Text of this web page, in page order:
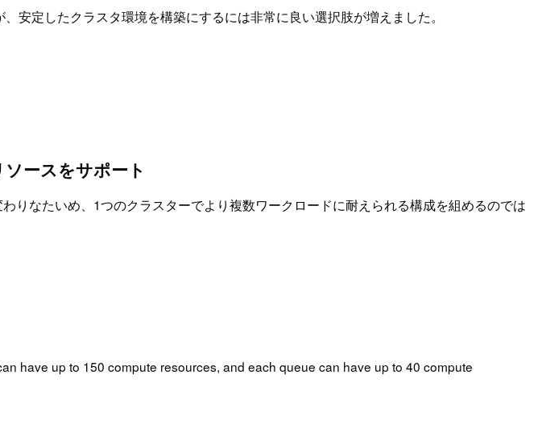
安定したクラスタ環境を構築にするには非常に良い選択肢が増えました。
ースをサポート
りなたいめ、1つのクラスターでより複数ワークロードに耐えられる構成を組めるのでは
have up to 150 compute resources, and each queue can have up to 40 compute